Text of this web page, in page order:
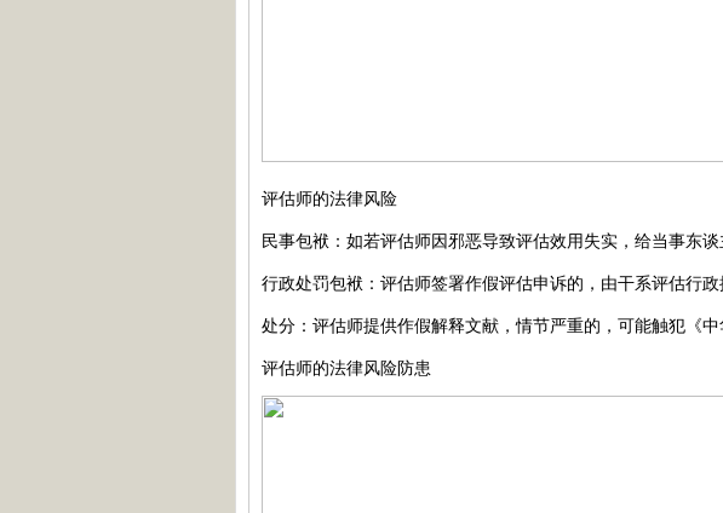
评估师的法律风险
民事包袱：如若评估师因邪恶导致评估效用失实，给当事东
行政处罚包袱：评估师签署作假评估申诉的，由干系评估行
处分：评估师提供作假解释文献，情节严重的，可能触犯《
评估师的法律风险防患